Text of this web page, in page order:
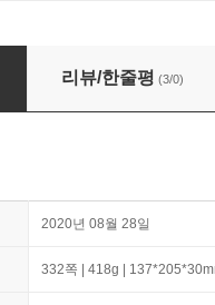
리뷰/한줄평 (3/0)
2020년 08월 28일
332쪽 | 418g |